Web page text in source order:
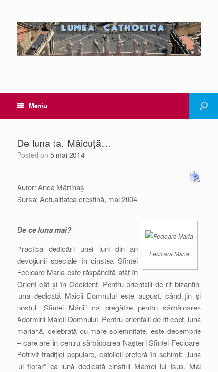
Meniu
De luna ta, Măicuţă…
Posted on 5 mai 2014
Autor: Anca Mărtinaş
Sursa: Actualitatea creştină, mai 2004
Fecioara Maria
De ce luna mai?
Practica dedicării unei luni din an
devoţiunii speciale în cinstea Sfintei
Fecioare Maria este răspândită atât în
Orient cât şi în Occident. Pentru orientalii de rit bizantin,
luna dedicată Maicii Domnului este august, când ţin şi
postul „Sfintei Mării” ca pregătire pentru sărbătoarea
Adormirii Maicii Domnului. Pentru orientalii de rit copt, luna
mariană, celebrată cu mare solemnitate, este decembrie
– care are în centru sărbătoarea Naşterii Sfintei Fecioare.
Potrivit tradiţiei populare, catolicii preferă în schimb „luna
lui florar” ca lună dedicată cinstirii Mamei lui Isus. Mai